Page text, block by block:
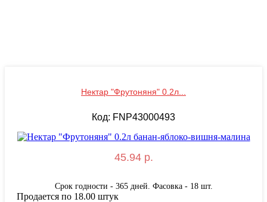
Нектар "Фрутоняня" 0.2л...
Код: FNP43000493
45.94 р.
Срок годности - 365 дней. Фасовка - 18 шт.
Продается по 18.00 штук